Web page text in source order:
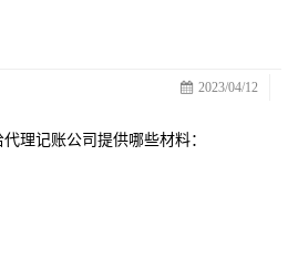
2023/04/12
理记账公司提供哪些材料：